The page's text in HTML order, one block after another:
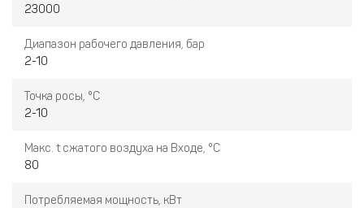
23000
Диапазон рабочего давления, бар
2-10
Точка росы, °C
2-10
Макс. t сжатого воздуха на Входе, °C
80
Потребляемая мощность, кВт